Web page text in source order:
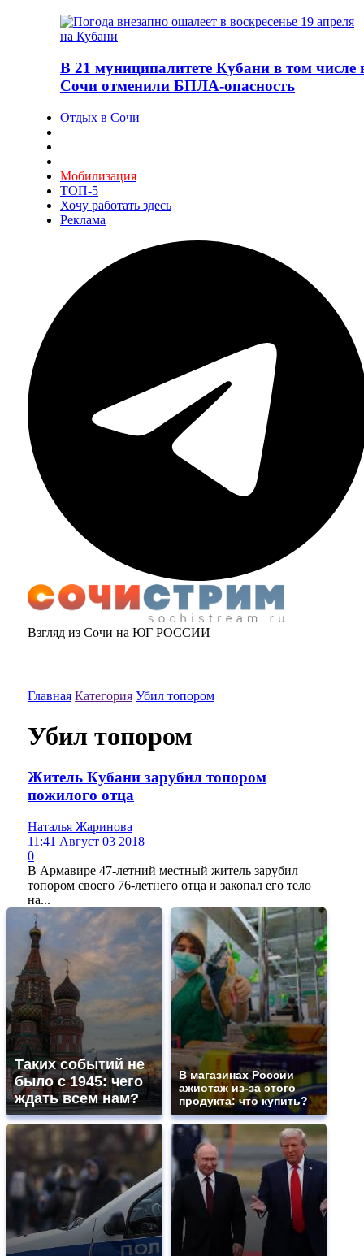
В 21 муниципалитете Кубани в том числе
Сочи отменили БПЛА-опасность
Отдых в Сочи
Мобилизация
ТОП-5
Хочу работать здесь
Реклама
Взгляд из Сочи на ЮГ РОССИИ
Главная Категория Убил топором
Убил топором
Житель Кубани зарубил топором
пожилого отца
Наталья Жаринова
11:41 Август 03 2018
0
В Армавире 47-летний местный житель зарубил
топором своего 76-летнего отца и закопал его тело
на...
Таких событий не
было с 1945: чего
ждать всем нам?
В магазинах России
ажиотаж из-за этого
продукта: что купить?